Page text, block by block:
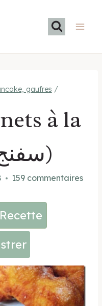
gaufres /
à la
farine (سفنج)
159 commentaires